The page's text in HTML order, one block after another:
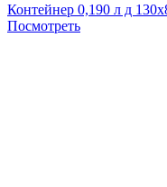
Контейнер 0,190 л д
Посмотреть